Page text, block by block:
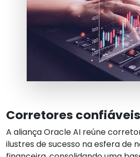
Corretores confiáveis
A aliança Oracle AI reúne
ilustres de sucesso na esfera de